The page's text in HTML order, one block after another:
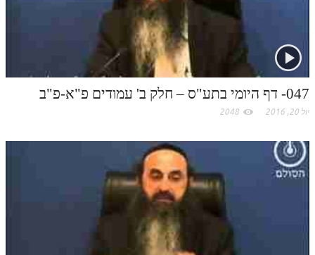
047- דף היומי בתע"ס – חלק ב' עמודים פ"א-פ"ב
יול 20, 2016 2048